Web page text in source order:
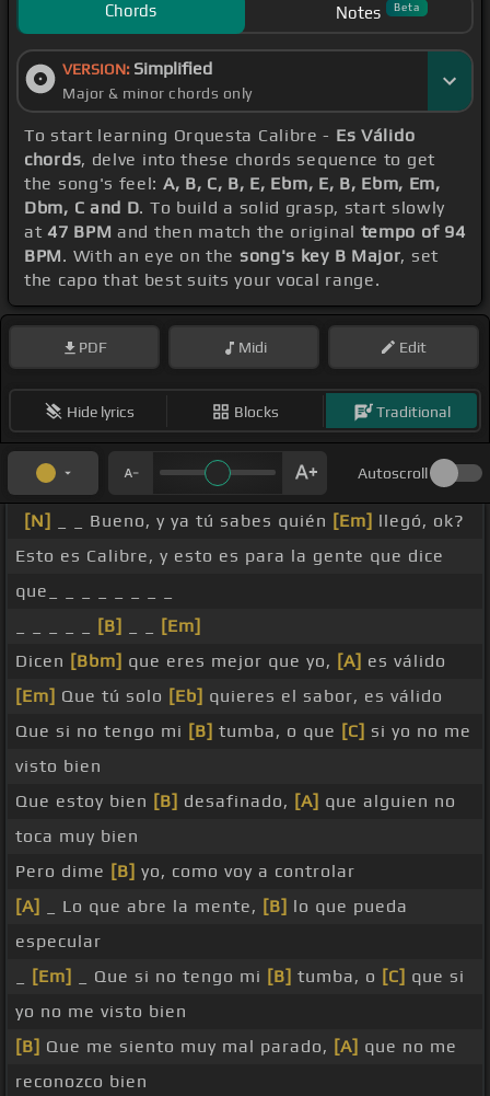
Chords Notes Beta
VERSION: Simplified
Major & minor chords only
To start learning Orquesta Calibre - Es Válido
chords, delve into these chords sequence to get
the song's feel: A, B, C, B, E, Ebm, E, B, Ebm, Em,
Dbm, C and D. To build a solid grasp, start slowly
at47 BPM and then match the original tempo of 94
BPM. With an eye on the song's key B Major, set
the capo that best suits your vocal range.
PDF Midi Edit
Hide lyrics Blocks Traditional
Autoscroll
[N] _ _ Bueno, y ya tú sabes quién [Em] llegó, ok?
Esto es Calibre, y esto es para la gente que dice
que_ _ _ _ _ _ _ _
[B]
[Em]
Dicen [Bbm] que eres mejor que yo, [A] es válido
[Em] Que tú solo [Eb] quieres el sabor, es válido
Que si no tengo mi [B] tumba, o que [C] si yo no me
visto bien
Que estoy bien [B] desafinado, [A] que alguien no
toca muy bien
Pero dime [B] yo, como voy a controlar
[A]
_ Lo que abre la mente, [B] lo que pueda
especular
[Em] _ Que si no tengo mi [B] tumba, o [C] que si
yo no me visto bien
[B] Que me siento muy mal parado, [A] que no me
reconozco bien